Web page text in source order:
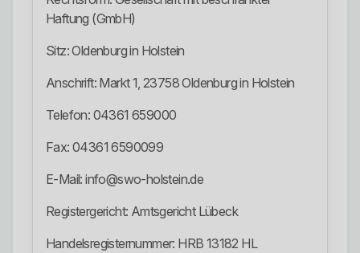
Haftung (GmbH)
Sitz: Oldenburg in Holstein
Anschrift: Markt 1, 23758 Oldenburg in Holstein
Telefon: 04361 659000
Fax: 04361 6590099
E-Mail: info@swo-holstein.de
Registergericht: Amtsgericht Lübeck
Handelsregisternummer: HRB 13182 HL